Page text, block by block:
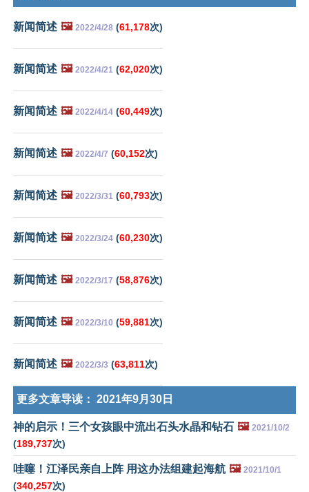
新闻简述 🖼️ 2022/4/28 (61,178次)
新闻简述 🖼️ 2022/4/21 (62,020次)
新闻简述 🖼️ 2022/4/14 (60,449次)
新闻简述 🖼️ 2022/4/7 (60,152次)
新闻简述 🖼️ 2022/3/31 (60,793次)
新闻简述 🖼️ 2022/3/24 (60,230次)
新闻简述 🖼️ 2022/3/17 (58,876次)
新闻简述 🖼️ 2022/3/10 (59,881次)
新闻简述 🖼️ 2022/3/3 (63,811次)
更多文章导读： 2021年9月30日
神的启示！三个女孩眼中流出石头水晶和钻石 🖼️ 2021/10/2
(189,737次)
哇噻！江泽民亲自上阵 用这办法组建起海航 🖼️ 2021/10/1
(340,257次)